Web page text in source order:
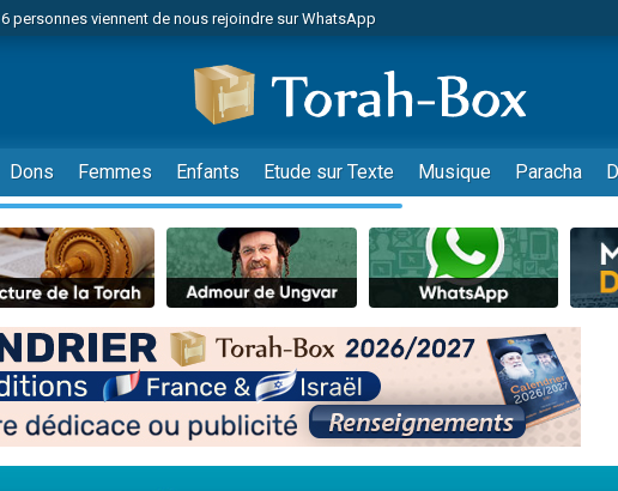
6 personnes viennent de nous rejoindre sur WhatsApp
2 personnes viennent de faire un don pour 1 Journée de Vacances Pour les Enfants
17 personnes viennent de demander une bénédiction
4 personnes viennent de nous rejoindre sur WhatsApp
Il reste 49 places pour étudier en groupe sur Zoom
23 personnes viennent de faire un don pour Diane, 80 ans, dans un appartement
Eva vient de donner son Maasser
4 personnes viennent de nous rejoindre sur WhatsApp
3 personnes viennent de nous rejoindre sur WhatsApp
3 personnes viennent de faire un don pour 5 jours de vacances aux Orphelins
Odaya vient de donner son Maasser
13 personnes viennent de demander une bénédiction
Dons Femmes Enfants Etude sur Texte Musique Paracha